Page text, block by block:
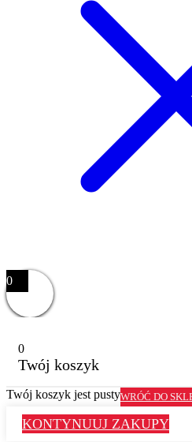
0
0
Twój koszyk
Twój koszyk jest pustyWRÓĆ DO
KONTYNUUJ ZAKUPY